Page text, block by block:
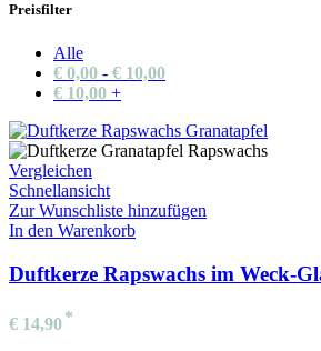
Preisfilter
Alle
€ 0,00 - € 10,00
€ 10,00 +
Vergleichen
Schnellansicht
Zur Wunschliste hinzufügen
In den Warenkorb
Duftkerze Rapswachs im Weck-
€ 14,90